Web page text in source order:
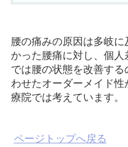
腰の痛みの原因は多岐
かった腰痛に対し、個
では腰の状態を改善す
わせたオーダーメイド
療院では考えています。
ページトップへ戻る